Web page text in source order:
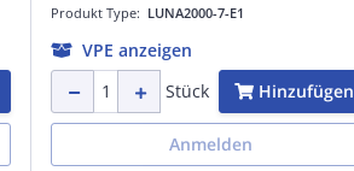
Produkt Type: LUNA2000-7-E1
VPE anzeigen
Stück
Hinzufügen
Anmelden